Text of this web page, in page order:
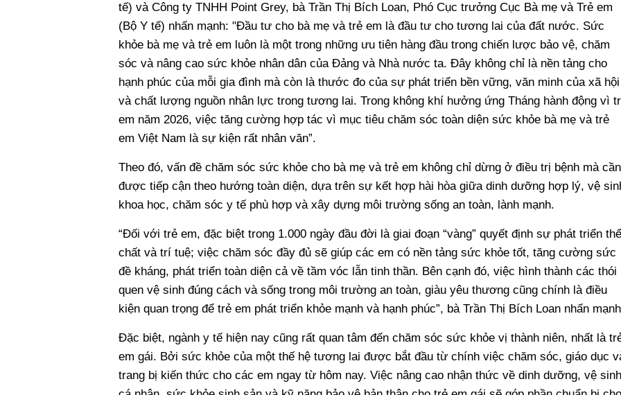
tế) và Công ty TNHH Point Grey, bà Trần Thị Bích Loan, Phó Cục trưởng Cục Bà mẹ và Trẻ em
(Bộ Y tế) nhấn mạnh: "Đầu tư cho bà mẹ và trẻ em là đầu tư cho tương lai của đất nước. Sức
khỏe bà mẹ và trẻ em luôn là một trong những ưu tiên hàng đầu trong chiến lược bảo vệ, chăm
sóc và nâng cao sức khỏe nhân dân của Đảng và Nhà nước ta. Đây không chỉ là nền tảng cho
hạnh phúc của mỗi gia đình mà còn là thước đo của sự phát triển bền vững, văn minh của xã hội
và chất lượng nguồn nhân lực trong tương lai. Trong không khí hưởng ứng Tháng hành động vì
em năm 2026, việc tăng cường hợp tác vì mục tiêu chăm sóc toàn diện sức khỏe bà mẹ và trẻ
em Việt Nam là sự kiện rất nhân văn”.
Theo đó, vấn đề chăm sóc sức khỏe cho bà mẹ và trẻ em không chỉ dừng ở điều trị bệnh mà cần
được tiếp cận theo hướng toàn diện, dựa trên sự kết hợp hài hòa giữa dinh dưỡng hợp lý, vệ
khoa học, chăm sóc y tế phù hợp và xây dựng môi trường sống an toàn, lành mạnh.
“Đối với trẻ em, đặc biệt trong 1.000 ngày đầu đời là giai đoạn “vàng” quyết định sự phát triển thể
chất và trí tuệ; việc chăm sóc đầy đủ sẽ giúp các em có nền tảng sức khỏe tốt, tăng cường sức
đề kháng, phát triển toàn diện cả về tầm vóc lẫn tinh thần. Bên cạnh đó, việc hình thành các thói
quen vệ sinh đúng cách và sống trong môi trường an toàn, giàu yêu thương cũng chính là điều
kiện quan trọng để trẻ em phát triển khỏe mạnh và hạnh phúc”, bà Trần Thị Bích Loan nhấn
Đặc biệt, ngành y tế hiện nay cũng rất quan tâm đến chăm sóc sức khỏe vị thành niên, nhất là
em gái. Bởi sức khỏe của một thế hệ tương lai được bắt đầu từ chính việc chăm sóc, giáo dục
trang bị kiến thức cho các em ngay từ hôm nay. Việc nâng cao nhận thức về dinh dưỡng, vệ sinh